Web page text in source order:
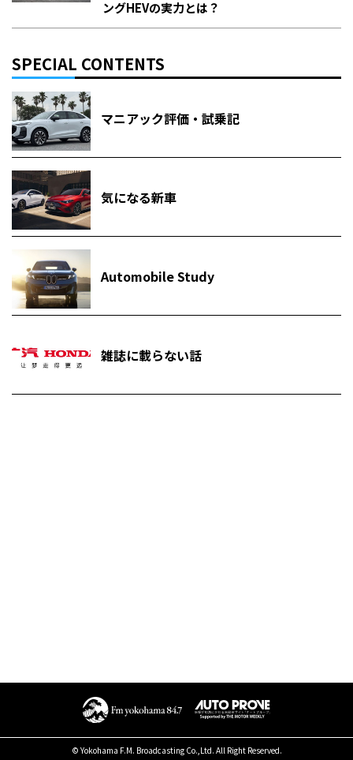
ングHEVの実力とは？
SPECIAL CONTENTS
マニアック評価・試乗記
気になる新車
Automobile Study
雑誌に載らない話
© Yokohama F.M. Broadcasting Co.,Ltd. All Right Reserved.